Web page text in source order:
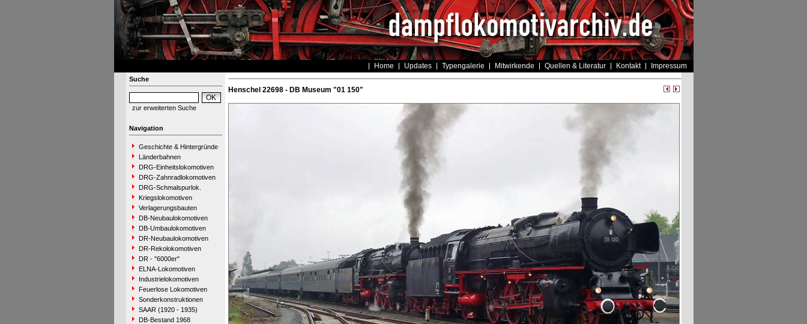
Home Updates Typengalerie Mitwirkende Quellen & Literatur Kontakt Impressum
Suche
zur erweiterten Suche
Navigation
Geschichte & Hintergründe
Länderbahnen
DRG-Einheitslokomotiven
DRG-Zahnradlokomotiven
DRG-Schmalspurlok.
Kriegslokomotiven
Verlagerungsbauten
DB-Neubaulokomotiven
DB-Umbaulokomotiven
DR-Neubaulokomotiven
DR-Rekolokomotiven
DR - "6000er"
ELNA-Lokomotiven
Industrielokomotiven
Feuerlose Lokomotiven
Sonderkonstruktionen
SAAR (1920 - 1935)
DB-Bestand 1968
Henschel 22698 - DB Museum "01 150"